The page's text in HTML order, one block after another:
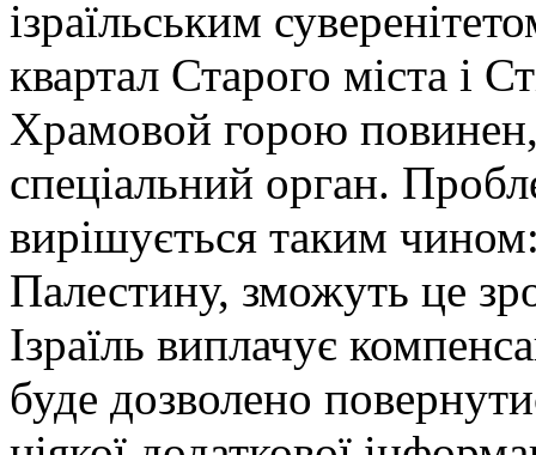
ізраїльським
квартал Старого міста і
Храмовой горою
спеціальний орган.
вирішується таким
Палестину, зможуть це
Ізраїль виплачує
буде дозволено